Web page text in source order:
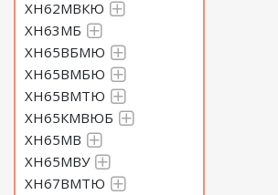
ХН62МВКЮ
ХН63МБ
ХН65ВБМЮ
ХН65ВМБЮ
ХН65ВМТЮ
ХН65КМВЮБ
ХН65МВ
ХН65МВУ
ХН67ВМТЮ